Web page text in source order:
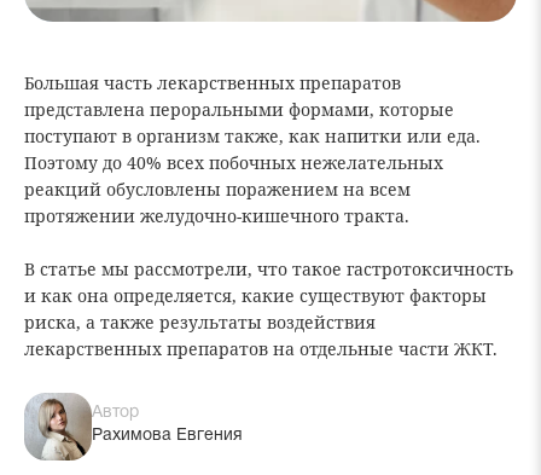
Большая часть лекарственных препаратов
представлена пероральными формами, которые
поступают в организм также, как напитки или еда.
Поэтому до 40% всех побочных нежелательных
реакций обусловлены поражением на всем
протяжении желудочно-кишечного тракта.
В статье мы рассмотрели, что такое гастротоксичность
и как она определяется, какие существуют факторы
риска, а также результаты воздействия
лекарственных препаратов на отдельные части ЖКТ.
Автор
Рахимова Евгения